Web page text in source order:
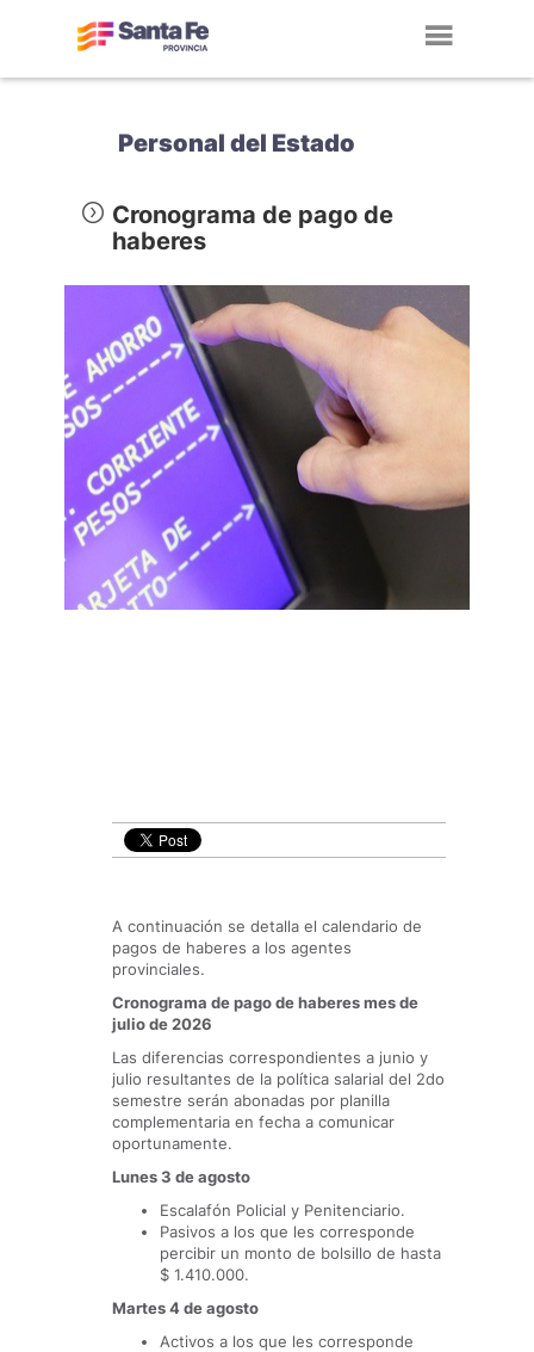
Personal del Estado
Cronograma de pago de
haberes
A continuación se detalla el calendario de
pagos de haberes a los agentes
provinciales.
Cronograma de pago de haberes mes de
julio de 2026
Las diferencias correspondientes a junio y
julio resultantes de la política salarial del 2do
semestre serán abonadas por planilla
complementaria en fecha a comunicar
oportunamente.
Lunes 3 de agosto
Escalafón Policial y Penitenciario.
Pasivos a los que les corresponde
percibir un monto de bolsillo de hasta
$ 1.410.000.
Martes 4 de agosto
Activos a los que les corresponde